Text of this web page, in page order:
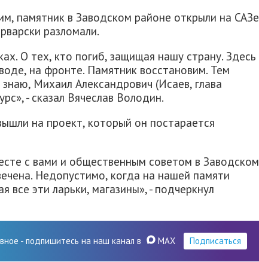
памятник в Заводском районе открыли на САЗе
разломали.
О тех, кто погиб, защищая нашу страну. Здесь
на фронте. Памятник восстановим. Тем
Михаил Александрович (Исаев, глава
- сказал Вячеслав Володин.
на проект, который он постарается
с вами и общественным советом в Заводском
Недопустимо, когда на нашей памяти
все эти ларьки, магазины», - подчеркнул
- подпишитесь на наш канал в MAX Подписаться